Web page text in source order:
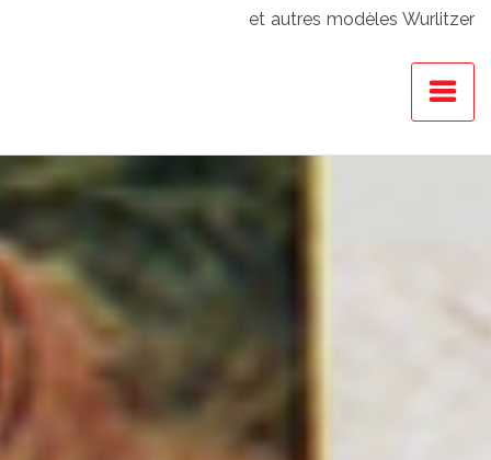
et autres modèles Wurlitzer